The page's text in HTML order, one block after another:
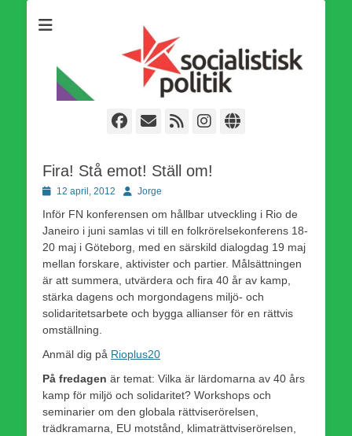
världsomfattande socialistiska Fjärde Internationalen och en viktig
tillgång i kampen för en socialistisk framtid!
Facebook
E-
Webbflöde
Instagram
Webbplats
Publicerad
12 april, 2012 Författare
Jorge
Inför FN konferensen om hållbar utveckling i Rio de
Janeiro i juni samlas vi till en folkrörelsekonferens 18-
20 maj i Göteborg, med en särskild dialogdag 19 maj
mellan forskare, aktivister och partier. Målsättningen
är att summera, utvärdera och fira 40 år av kamp,
stärka dagens och morgondagens miljö- och
solidaritetsarbete och bygga allianser för en rättvis
omställning.
Anmäl dig på Rioplus20
På fredagen är temat: Vilka är lärdomarna av 40 års
kamp för miljö och solidaritet? Workshops och
seminarier om den globala rättviserörelsen,
trädkramarna, EU motstånd, klimaträttviserörelsen,